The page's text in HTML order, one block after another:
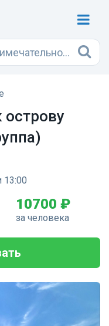
острову
13:00
10700 ₽
за человека